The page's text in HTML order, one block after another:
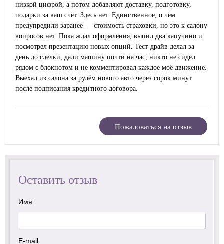
низкой цифрой, а потом добавляют доставку, подготовку,
подарки за ваш счёт. Здесь нет. Единственное, о чём
предупредили заранее — стоимость страховки, но это к салону
вопросов нет. Пока ждал оформления, выпил два капучино и
посмотрел презентацию новых опций. Тест-драйв делал за
день до сделки, дали машину почти на час, никто не сидел
рядом с блокнотом и не комментировал каждое моё движение.
Выехал из салона за рулём нового авто через сорок минут
после подписания кредитного договора.
Пожаловаться на отзыв
Оставить отзыв
Имя:
E-mail: